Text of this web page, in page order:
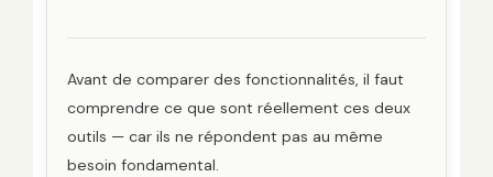
Avant de comparer des fonctionnalités, il faut
comprendre ce que sont réellement ces deux
outils — car ils ne répondent pas au même
besoin fondamental.